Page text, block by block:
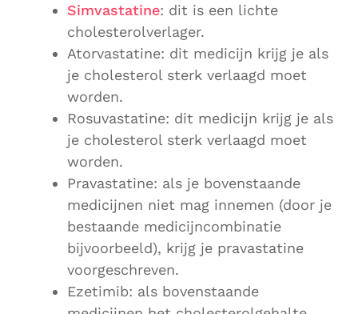
Simvastatine: dit is een lichte
cholesterolverlager.
Atorvastatine: dit medicijn krijg je als
je cholesterol sterk verlaagd moet
worden.
Rosuvastatine: dit medicijn krijg je als
je cholesterol sterk verlaagd moet
worden.
Pravastatine: als je bovenstaande
medicijnen niet mag innemen (door je
bestaande medicijncombinatie
bijvoorbeeld), krijg je pravastatine
voorgeschreven.
Ezetimib: als bovenstaande